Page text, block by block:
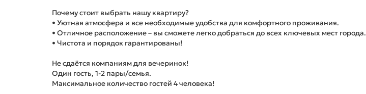
Почему стоит выбрать нашу квартиру?
• Уютная атмосфера и все необходимые удобства для комфортного проживания.
• Отличное расположение – вы сможете легко добраться до всех ключевых мест города.
• Чистота и порядок гарантированы!
Не сдаётся компаниям для вечеринок!
Один гость, 1-2 пары/семья.
Максимальное количество гостей 4 человека!